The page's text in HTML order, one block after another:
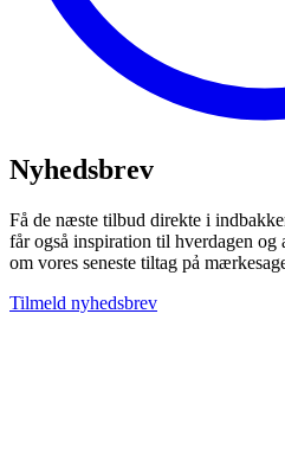
Nyhedsbrev
Få de næste tilbud direkte i
får også inspiration til hverdagen og
om vores seneste tiltag pả
Tilmeld nyhedsbrev